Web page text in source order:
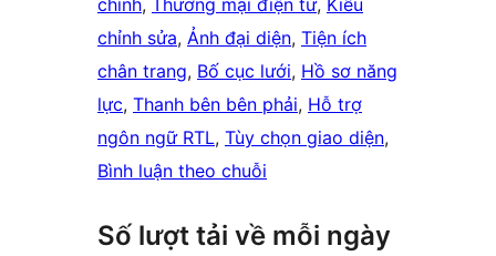
chỉnh, Thương mại điện tử, Kiểu
chỉnh sửa, Ảnh đại diện, Tiện ích
chân trang, Bố cục lưới, Hồ sơ năng
lực, Thanh bên bên phải, Hỗ trợ
ngôn ngữ RTL, Tùy chọn giao diện
Bình luận theo chuỗi
Số lượt tải về mỗi ngày